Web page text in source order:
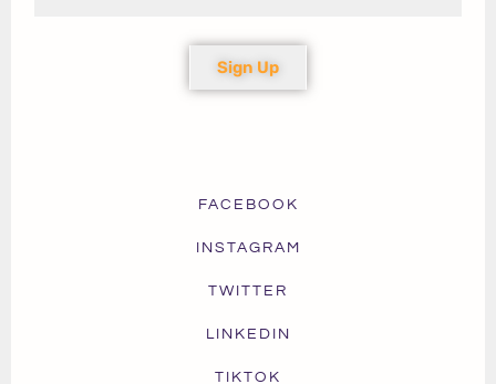
Sign Up
FACEBOOK
INSTAGRAM
TWITTER
LINKEDIN
TIKTOK